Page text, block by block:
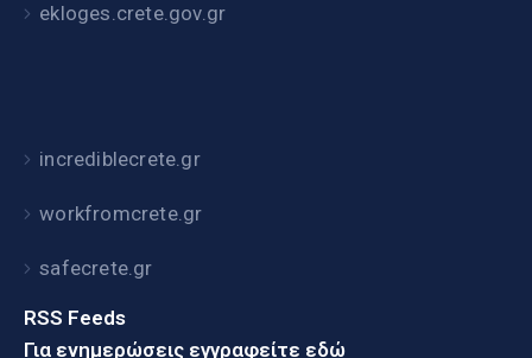
ekloges.crete.gov.gr
incrediblecrete.gr
workfromcrete.gr
safecrete.gr
RSS Feeds
Για ενημερώσεις εγγραφείτε εδώ